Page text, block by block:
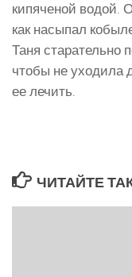
кипяченой водой.
как насыпал
Таня старательно
чтобы не уходила
ее лечить.
ЧИТАЙТЕ